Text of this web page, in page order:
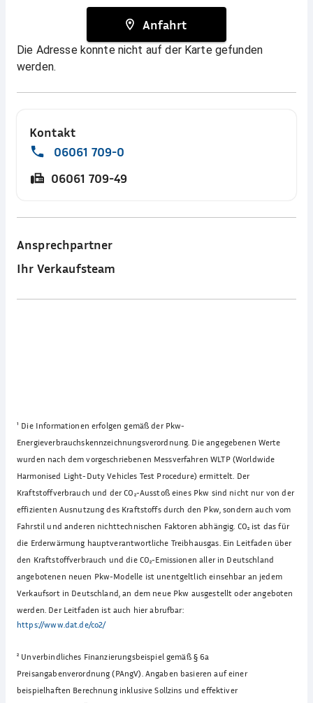
Anfahrt
Die Adresse konnte nicht auf der Karte gefunden
werden.
Kontakt
06061 709-0
06061 709-49
Ansprechpartner
Ihr Verkaufsteam
¹ Die Informationen erfolgen gemäß der Pkw-
Energieverbrauchskennzeichnungsverordnung. Die angegebenen Werte
wurden nach dem vorgeschriebenen Messverfahren WLTP (Worldwide
Harmonised Light-Duty Vehicles Test Procedure) ermittelt. Der
Kraftstoffverbrauch und der CO₂-Ausstoß eines Pkw sind nicht nur von der
effizienten Ausnutzung des Kraftstoffs durch den Pkw, sondern auch vom
Fahrstil und anderen nichttechnischen Faktoren abhängig. CO₂ ist das für
die Erderwärmung hauptverantwortliche Treibhausgas. Ein Leitfaden über
den Kraftstoffverbrauch und die CO₂-Emissionen aller in Deutschland
angebotenen neuen Pkw-Modelle ist unentgeltlich einsehbar an jedem
Verkaufsort in Deutschland, an dem neue Pkw ausgestellt oder angeboten
werden. Der Leitfaden ist auch hier abrufbar:
https://www.dat.de/co2/
² Unverbindliches Finanzierungsbeispiel gemäß § 6a
Preisangabenverordnung (PAngV). Angaben basieren auf einer
beispielhaften Berechnung inklusive Sollzins und effektiver